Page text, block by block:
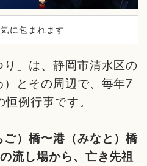
に包まれます
り」は、静岡市清水区の
）とその周辺で、毎年7
例行事です。
）橋〜港（みなと）橋
流し場から、亡き先祖